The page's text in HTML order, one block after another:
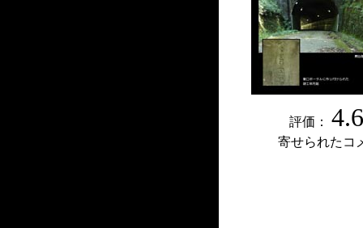
評価：
寄せられたコ